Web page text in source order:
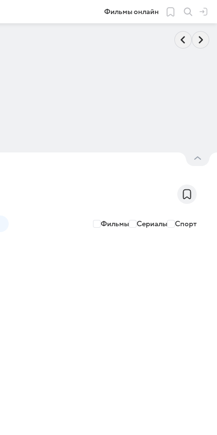
Фильмы онлайн
Фильмы Сериалы Спорт